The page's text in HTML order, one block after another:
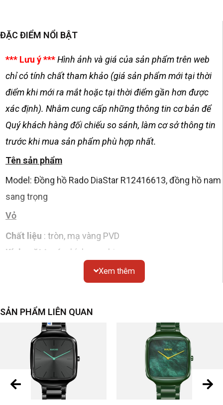
ĐẶC ĐIỂM NỔI BẬT
*** Lưu ý ***Hình ảnh và giá của sản phẩm trên web
chỉ có tính chất tham khảo (giá sản phẩm mới tại thời
điểm khi mới ra mắt hoặc tại thời điểm gần hơn được
xác định). Nhằm cung cấp những thông tin cơ bản để
Quý khách hàng đối chiếu so sánh, làm cơ sở thông tin
trước khi mua sản phẩm phù hợp nhất.
Tên sản phẩm
Model: Đồng hồ Rado DiaStar R12416613, đồng hồ nam
sang trọng
Vỏ
Chất liệu : tròn, mạ vàng PVD
Kính mặt trước
: kính sapphire
: 30 mét
: đường kính 27mm
Mặt số
Màu sắc & Chất liệu
: đen đính kim cương
dây đeo đồng hồ
Màu sắc & Chất liệu
: Thép không gỉ màu vàng/Dây
đeo mạ vàng PVD
: Khóa gấp bằng kim loại cứng phủ CVD
Xem thêm
SẢN PHẨM LIÊN QUAN